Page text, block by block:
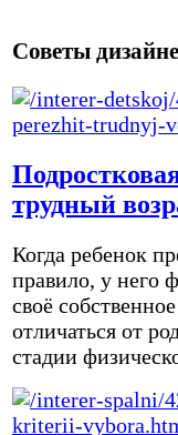
Советы
трудный
Когда ребенок
правило, у него
своё
отличаться от
стадии